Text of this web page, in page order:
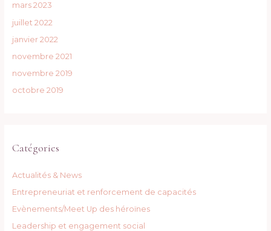
mars 2023
juillet 2022
janvier 2022
novembre 2021
novembre 2019
octobre 2019
Catégories
Actualités & News
Entrepreneuriat et renforcement de capacités
Evènements/Meet Up des héroïnes
Leadership et engagement social